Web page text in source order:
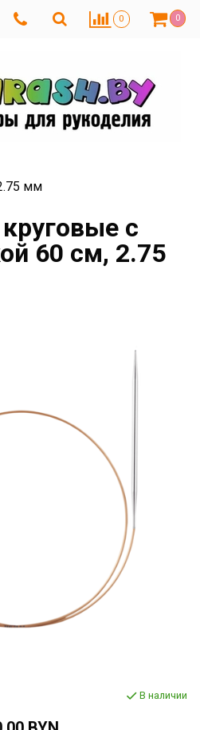
0 0
мм
с
60 см, 2.75
В наличии